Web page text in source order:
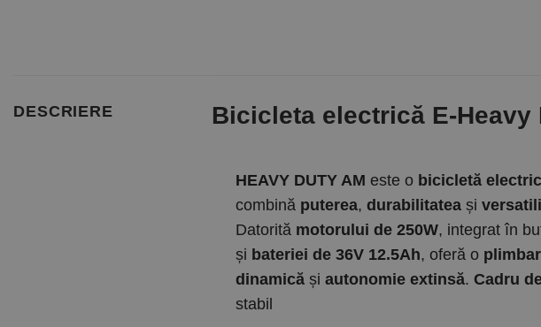
DESCRIERE Bicicleta electrică E-Heavy
HEAVY DUTY AM este o bicicletă
combină puterea,durabilitatea și
Datorită motorului de 250W, integrat în
și bateriei de 36V 12.5Ah, oferă o
dinamică șiautonomie extinsă.Cadru
stabil